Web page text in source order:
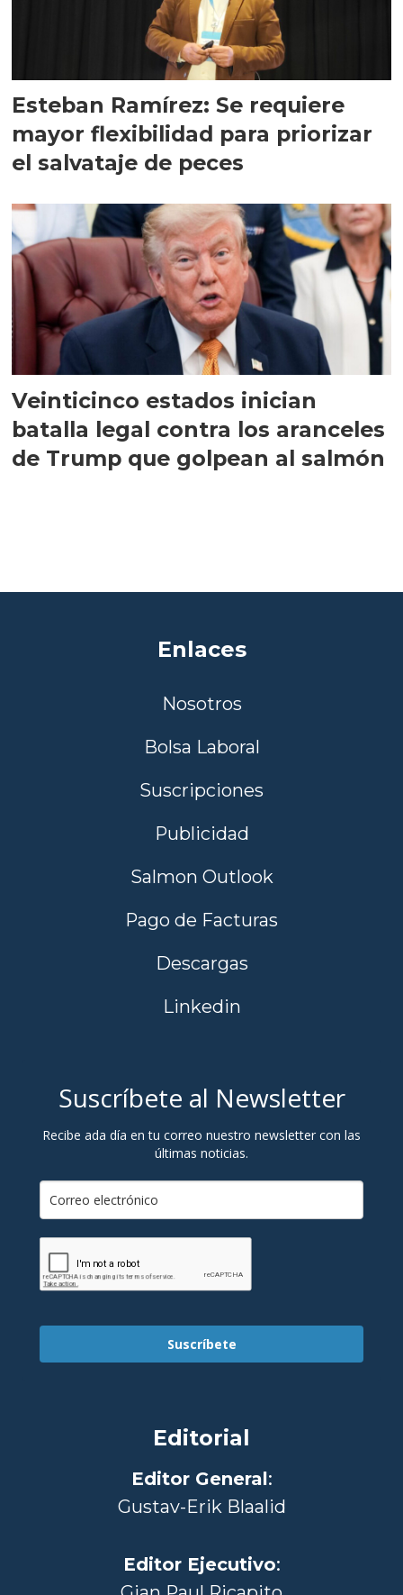
Esteban Ramírez: Se requiere
mayor flexibilidad para priorizar
el salvataje de peces
Veinticinco estados inician
batalla legal contra los aranceles
de Trump que golpean al salmón
Enlaces
Nosotros
Bolsa Laboral
Suscripciones
Publicidad
Salmon Outlook
Pago de Facturas
Descargas
Linkedin
Suscríbete al Newsletter
Recibe ada día en tu correo nuestro newsletter con las
últimas noticias.
Suscríbete
Editorial
Editor General:
Gustav-Erik Blaalid
Editor Ejecutivo: